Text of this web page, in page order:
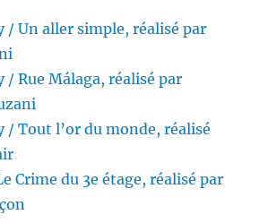
/ Un aller simple, réalisé par
/ Rue Málaga, réalisé par
/ Tout l’or du monde, réalisé
Crime du 3e étage, réalisé par